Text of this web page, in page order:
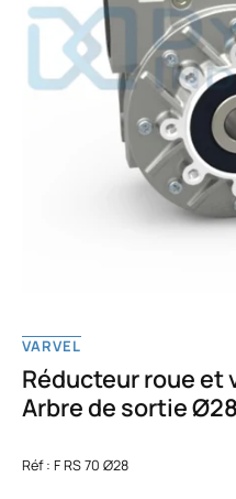
VARVEL
Réducteur roue et
Arbre de sortie
Réf : F RS 70 Ø28